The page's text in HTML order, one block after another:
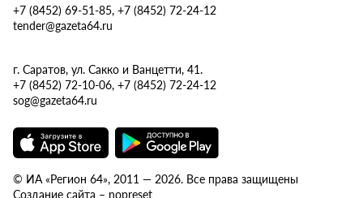
+7 (8452) 69-51-85, +7 (8452) 72-24-12
tender@gazeta64.ru
г. Саратов, ул. Сакко и Ванцетти, 41.
+7 (8452) 72-10-06, +7 (8452) 72-24-12
sog@gazeta64.ru
© ИА «Регион 64», 2011 — 2026. Все права защищены
Создание сайта – nopreset